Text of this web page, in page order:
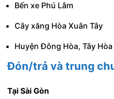
Bến xe Phú Lâm
Cây xăng Hòa Xuân Tây
Huyện Đông Hòa, Tây Hòa
Đón/trả và trung
Tại Sài Gòn